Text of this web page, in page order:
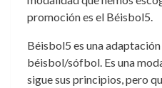
promoción es el Béisbol5.
Béisbol5 es una
béisbol/sófbol. Es una
sigue sus principios, pero